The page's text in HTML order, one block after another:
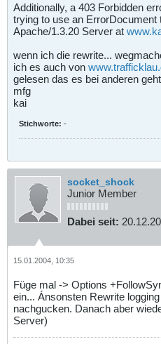
Additionally, a 403 Forbidden
trying to use an ErrorDocument
Apache/1.3.20 Server at
wenn ich die rewrite...
ich es auch von
gelesen das es bei anderen
mfg
kai
Stichworte: -
socket_shock
Junior Member
Dabei seit:
15.01.2004, 10:35
Füge mal -> Options
ein... Ánsonsten Rewrite
nachgucken. Danach aber
Server)